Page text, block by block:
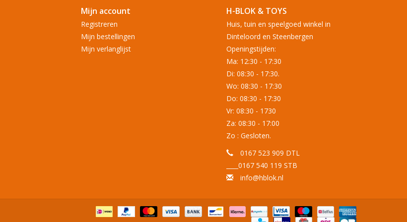
Mijn account
Registreren
Mijn bestellingen
Mijn verlanglijst
H-BLOK & TOYS
Huis, tuin en speelgoed winkel in
Dinteloord en Steenbergen
Openingstijden:
Ma: 12:30 - 17:30
Di: 08:30 - 17:30.
Wo: 08:30 - 17:30
Do: 08:30 - 17:30
Vr: 08:30 - 1730
Za: 08:30 - 17:00
Zo : Gesloten.
0167 523 909 DTL
____0167 540 119 STB
info@hblok.nl